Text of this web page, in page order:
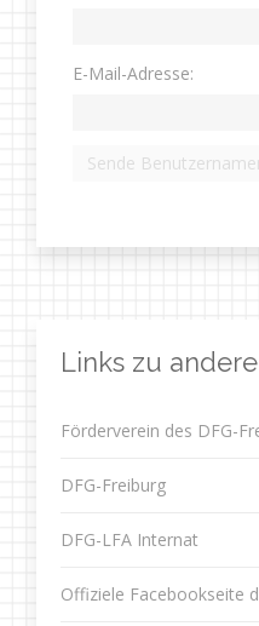
E-Mail-Adresse:
Links zu
Förderverein des DFG-
DFG-Freiburg
DFG-LFA Internat
Offiziele Facebookseite